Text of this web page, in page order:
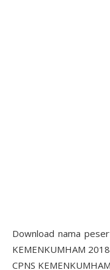
Download nama
KEMENKUMHAM
CPNS